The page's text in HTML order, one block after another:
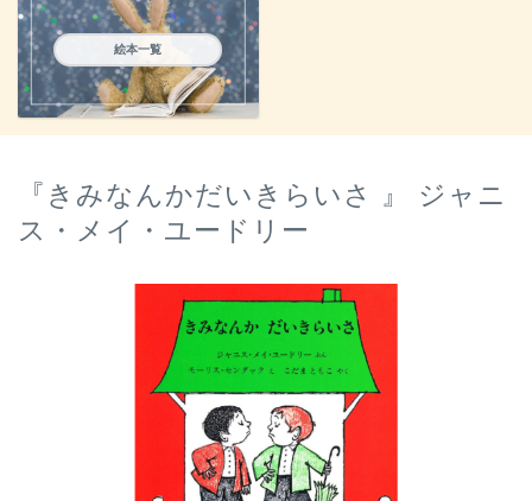
絵本一覧
『きみなんかだいきらいさ 』 ジャニ
ス・メイ・ユードリー